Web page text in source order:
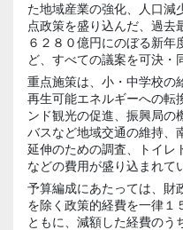
た地域産業の強化、人口減
点政策を盛り込んだ、過去
６２８０億円にのぼる新
ど、すべての議案を可決・
重点施策は、小・中学校の
再生可能エネルギーへの転
ンド観光の促進、振興局の
バスなど地域交通の維持、
延伸のための調査、トイレ
などの費用が盛り込まれて
予算編成にあたっては、財
を除く政策的経費を一律１
ともに、減額した経費のう